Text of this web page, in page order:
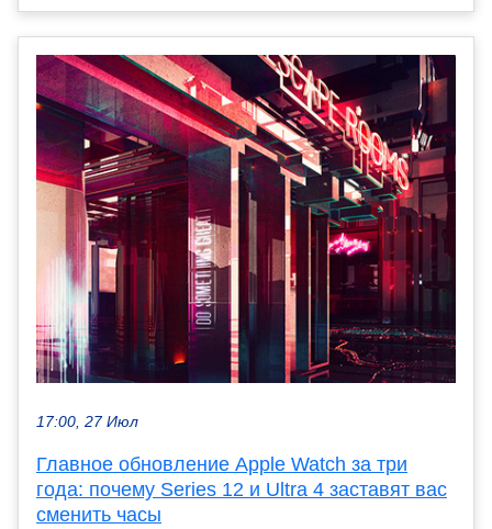
17:00, 27 Июл
Главное обновление Apple Watch за три
года: почему Series 12 и Ultra 4 заставят вас
сменить часы